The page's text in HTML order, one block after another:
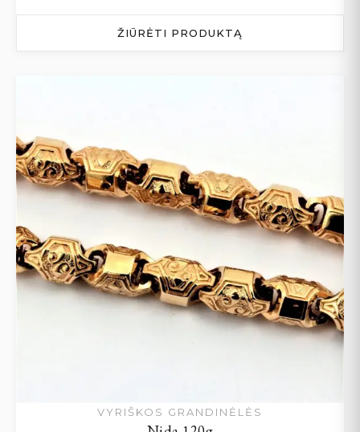
ŽIŪRĖTI PRODUKTĄ
VYRIŠKOS GRANDINĖLĖS